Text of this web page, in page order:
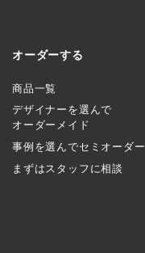
オーダーする
商品一覧
デザイナーを選んで
オーダーメイド
事例を選んでセミオーダー
まずはスタッフに相談